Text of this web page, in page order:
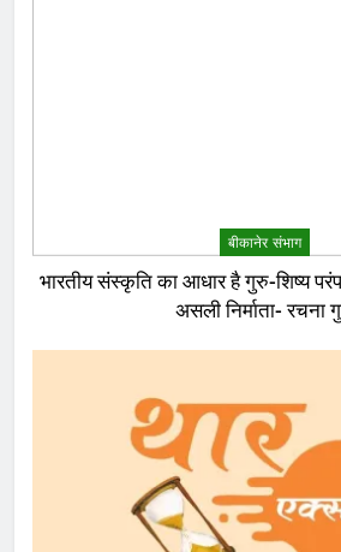
बीकानेर संभाग
भारतीय संस्कृति का आधार है गुरु-शिष्य
असली निर्माता- रचना